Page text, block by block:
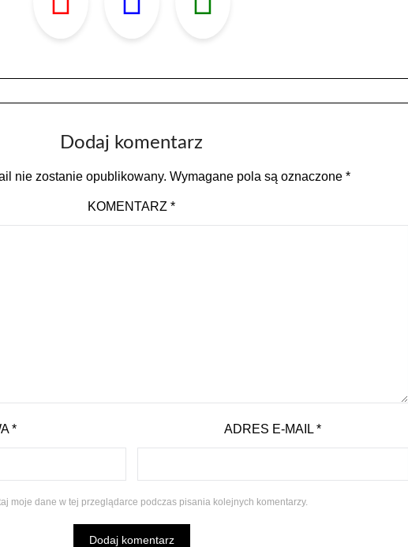
Dodaj komentarz
nie zostanie opublikowany. Wymagane pola są oznaczone*
KOMENTARZ*
* ADRES E-MAIL*
moje dane w tej przeglądarce podczas pisania kolejnych komentarzy.